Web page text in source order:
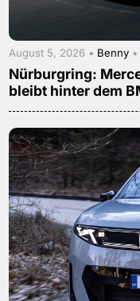
August 5, 2026 • Benny •
Nürburgring:
bleibt hinter dem